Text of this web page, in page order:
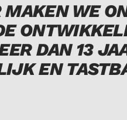
WE
DAN 13
EN